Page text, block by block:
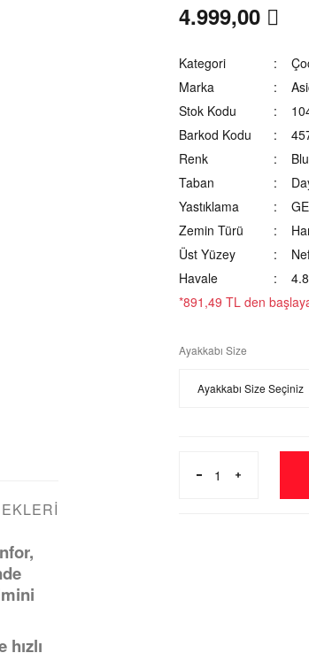
4.999,00
Kategori
Marka
Stok Kodu
Barkod Kodu
Renk
Taban
Yastıklama
Zemin Türü
Üst Yüzey
Havale
*891,49 TL den
Ayakkabı Size